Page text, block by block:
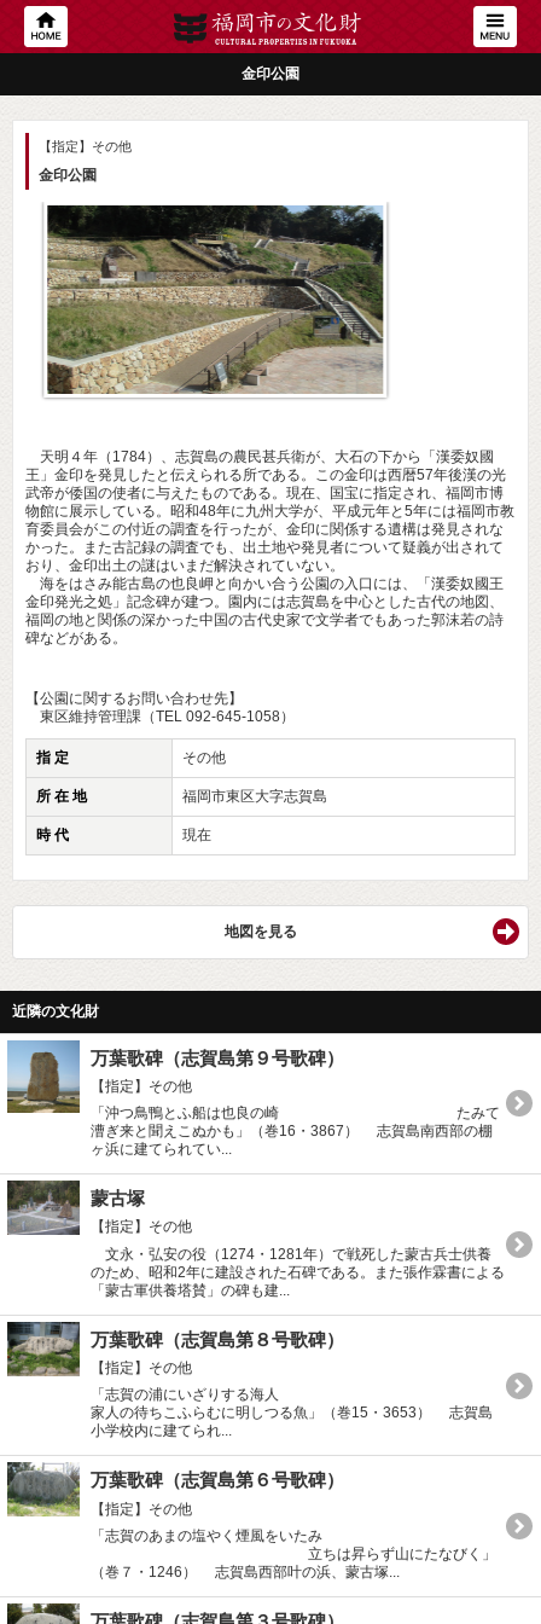
金印公園
【指定】その他
金印公園
天明４年（1784）、志賀島の農民甚兵衛が、大石の下から「漢委奴國
王」金印を発見したと伝えられる所である。この金印は西暦57年後漢の光
武帝が倭国の使者に与えたものである。現在、国宝に指定され、福岡市博
物館に展示している。昭和48年に九州大学が、平成元年と5年には福岡市教
育委員会がこの付近の調査を行ったが、金印に関係する遺構は発見されな
かった。また古記録の調査でも、出土地や発見者について疑義が出されて
おり、金印出土の謎はいまだ解決されていない。
海をはさみ能古島の也良岬と向かい合う公園の入口には、「漢委奴國王
金印発光之処」記念碑が建つ。園内には志賀島を中心とした古代の地図、
福岡の地と関係の深かった中国の古代史家で文学者でもあった郭沫若の詩
碑などがある。
【公園に関するお問い合わせ先】
東区維持管理課（TEL 092-645-1058）
指 定 その他
所 在 地 福岡市東区大字志賀島
時 代 現在
地図を見る
近隣の文化財
万葉歌碑（志賀島第９号歌碑）
【指定】その他
「沖つ鳥鴨とふ船は也良の崎 たみて
漕ぎ来と聞えこぬかも」（巻16・3867） 志賀島南西部の棚
ヶ浜に建てられてい...
蒙古塚
【指定】その他
文永・弘安の役（1274・1281年）で戦死した蒙古兵士供養
のため、昭和2年に建設された石碑である。また張作霖書による
「蒙古軍供養塔賛」の碑も建...
万葉歌碑（志賀島第８号歌碑）
【指定】その他
「志賀の浦にいざりする海人
家人の待ちこふらむに明しつる魚」（巻15・3653） 志賀島
小学校内に建てられ...
万葉歌碑（志賀島第６号歌碑）
【指定】その他
「志賀のあまの塩やく煙風をいたみ
立ちは昇らず山にたなびく」
（巻７・1246） 志賀島西部叶の浜、蒙古塚...